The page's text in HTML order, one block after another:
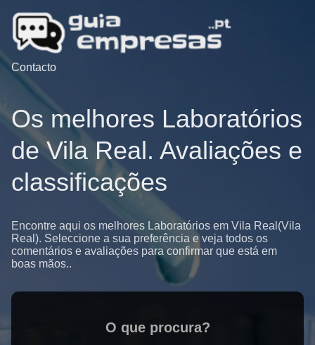
Contacto
Os melhores Laboratórios
de Vila Real. Avaliações e
classificações
Encontre aqui os melhores Laboratórios em Vila Real(Vila
Real). Seleccione a sua preferência e veja todos os
comentários e avaliações para confirmar que está em
boas mãos..
O que procura?